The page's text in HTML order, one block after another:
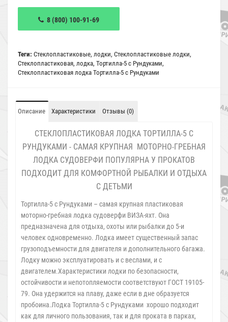
8 (800) 100-91-69
Теги: Стеклопластиковые, лодки, Стеклопластиковые лодки,
Стеклопластиковая, лодка, Тортилла-5 с Рундуками,
Стеклопластиковая лодка Тортилла-5 с Рундуками
Описание Характеристики Отзывы (0)
СТЕКЛОПЛАСТИКОВАЯ ЛОДКА ТОРТИЛЛА-5 С
РУНДУКАМИ - САМАЯ КРУПНАЯ МОТОРНО-ГРЕБНАЯ
ЛОДКА СУДОВЕРФИ ПОПУЛЯРНА У ПРОКАТОВ
ПОДХОДИТ ДЛЯ КОМФОРТНОЙ РЫБАЛКИ И ОТДЫХА
С ДЕТЬМИ
Тортилла-5 с Рундуками – самая крупная пластиковая
моторно-гребная лодка судоверфи ВИЗА-яхт. Она
предназначена для отдыха, охоты или рыбалки до 5-и
человек одновременно. Лодка имеет существенный запас
грузоподъемности для двигателя и дополнительного багажа.
Лодку можно эксплуатировать и с веслами, и с
двигателем.Характеристики лодки по безопасности,
остойчивости и непотопляемости соответствуют ГОСТ 19105-
79. Она удержится на плаву, даже если в дне образуется
пробоина.Лодка Тортилла-5 с Рундуками хорошо подходит
как для личного пользования, так и для проката в парках,